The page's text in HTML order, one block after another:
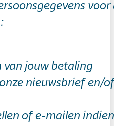
voor
van jouw betaling
nieuwsbrief en/of
of e-mailen